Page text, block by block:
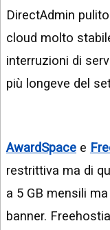
DirectAdmin
cloud molto
interruzioni di
più longeve del
AwardSpace e
restrittiva ma di
a 5 GB mensili
banner.